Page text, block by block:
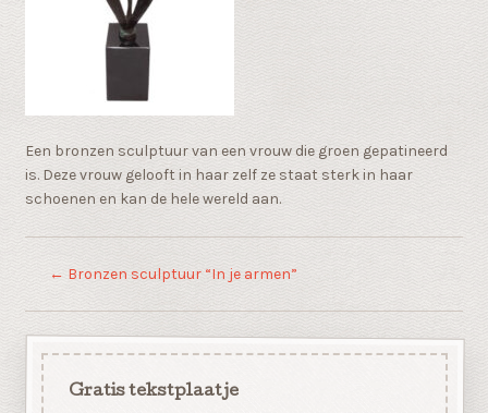
Een bronzen sculptuur van een vrouw die groen gepatineerd
is. Deze vrouw gelooft in haar zelf ze staat sterk in haar
schoenen en kan de hele wereld aan.
← Bronzen sculptuur “In je armen”
Gratis tekstplaatje